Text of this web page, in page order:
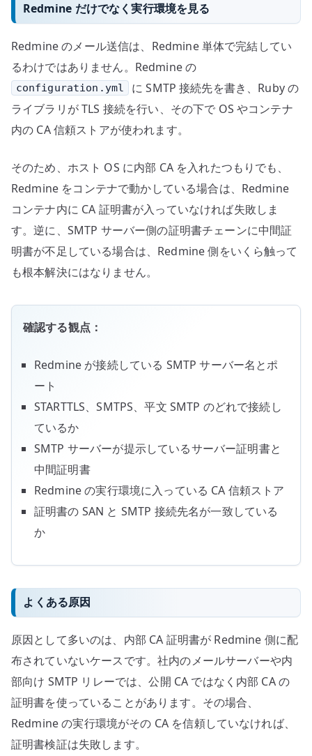
Redmine だけでなく実行環境を見る
Redmine のメール送信は、Redmine 単体で完結してい
るわけではありません。Redmine の
configuration.yml
に SMTP 接続先を書き、Ruby の
ライブラリが TLS 接続を行い、その下で OS やコンテナ
内の CA 信頼ストアが使われます。
そのため、ホスト OS に内部 CA を入れたつもりでも、
Redmine をコンテナで動かしている場合は、Redmine
コンテナ内に CA 証明書が入っていなければ失敗しま
す。逆に、SMTP サーバー側の証明書チェーンに中間証
明書が不足している場合は、Redmine 側をいくら触って
も根本解決にはなりません。
確認する観点：
Redmine が接続している SMTP サーバー名とポ
ート
STARTTLS、SMTPS、平文 SMTP のどれで接続し
ているか
SMTP サーバーが提示しているサーバー証明書と
中間証明書
Redmine の実行環境に入っている CA 信頼ストア
証明書の SAN と SMTP 接続先名が一致している
か
よくある原因
原因として多いのは、内部 CA 証明書が Redmine 側に配
布されていないケースです。社内のメールサーバーや内
部向け SMTP リレーでは、公開 CA ではなく内部 CA の
証明書を使っていることがあります。その場合、
Redmine の実行環境がその CA を信頼していなければ、
証明書検証は失敗します。